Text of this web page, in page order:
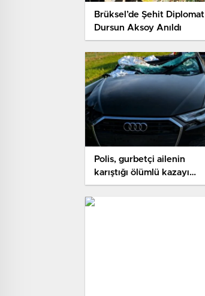
Brüksel’de Şehit Diplomat
Dursun Aksoy Anıldı
Polis, gurbetçi ailenin
karıştığı ölümlü kazayı
araştırıyor